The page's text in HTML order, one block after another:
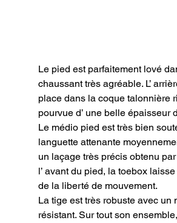
Le pied est parfaitement lové
chaussant très agréable. L’
place dans la coque talonnière
pourvue d’ une belle épaisseur
Le médio pied est très bien
languette attenante
un laçage très précis obtenu
l’ avant du pied, la toebox
de la liberté de mouvement.
La tige est très robuste avec un
résistant. Sur tout son